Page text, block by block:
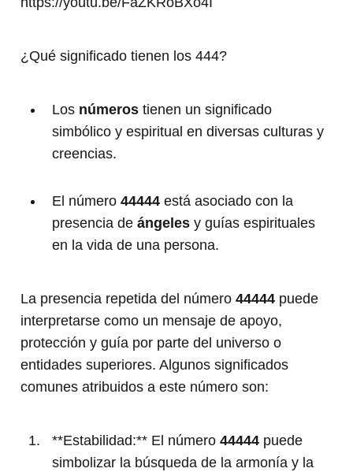
¿Qué significado tienen los 444?
Los números tienen un significado
simbólico y espiritual en diversas culturas y
creencias.
El número 44444 está asociado con la
presencia de ángeles y guías espirituales
en la vida de una persona.
La presencia repetida del número 44444 puede
interpretarse como un mensaje de apoyo,
protección y guía por parte del universo o
entidades superiores. Algunos significados
comunes atribuidos a este número son:
**Estabilidad:** El número 44444 puede
simbolizar la búsqueda de la armonía y la